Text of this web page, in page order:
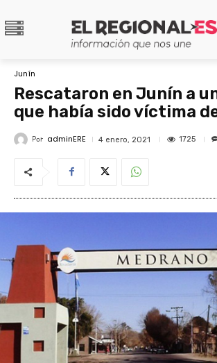
Junín
Rescataron en Junín a
que había sido víctima
Por adminERE 4 enero, 2021 1725